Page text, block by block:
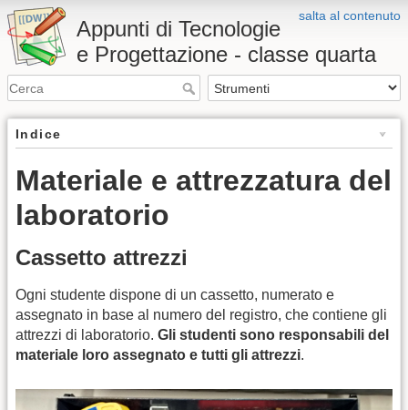
salta al contenuto
Appunti di Tecnologie
e Progettazione - classe quarta
Indice
Materiale e attrezzatura del
laboratorio
Cassetto attrezzi
Ogni studente dispone di un cassetto, numerato e
assegnato in base al numero del registro, che contiene gli
attrezzi di laboratorio. Gli studenti sono responsabili del
materiale loro assegnato e tutti gli attrezzi.